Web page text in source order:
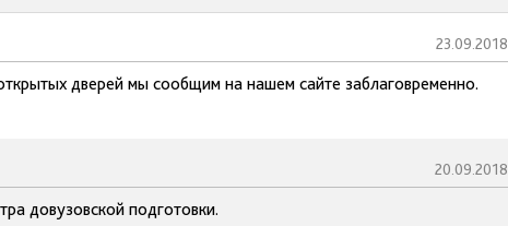
23.09.2018
дверей мы сообщим на нашем сайте заблаговременно.
20.09.2018
довузовской подготовки.